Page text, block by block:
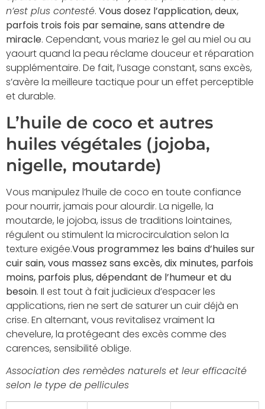
n’est plus contesté. Vous dosez l’application, deux,
parfois trois fois par semaine, sans attendre de
miracle. Cependant, vous mariez le gel au miel ou au
yaourt quand la peau réclame douceur et réparation
supplémentaire. De fait, l’usage constant, sans excès,
s’avère la meilleure tactique pour un effet perceptible
et durable.
L’huile de coco et autres
huiles végétales (jojoba,
nigelle, moutarde)
Vous manipulez l’huile de coco en toute confiance
pour nourrir, jamais pour alourdir. La nigelle, la
moutarde, le jojoba, issus de traditions lointaines,
régulent ou stimulent la microcirculation selon la
texture exigée.Vous programmez les bains d’huiles sur
cuir sain, vous massez sans excès, dix minutes, parfois
moins, parfois plus, dépendant de l’humeur et du
besoin. Il est tout à fait judicieux d’espacer les
applications, rien ne sert de saturer un cuir déjà en
crise. En alternant, vous revitalisez vraiment la
chevelure, la protégeant des excès comme des
carences, sensibilité oblige.
Association des remèdes naturels et leur efficacité
selon le type de pellicules